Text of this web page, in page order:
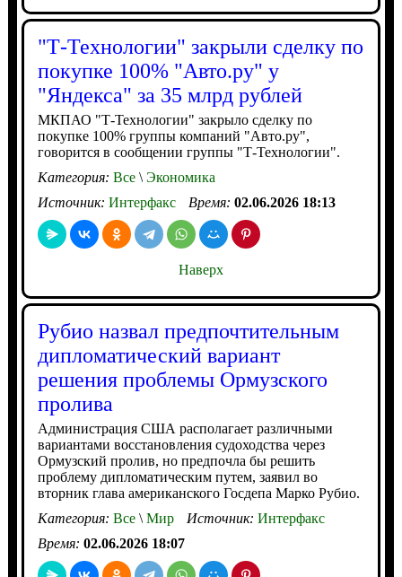
"Т-Технологии" закрыли сделку по
покупке 100% "Авто.ру" у
"Яндекса" за 35 млрд рублей
МКПАО "Т-Технологии" закрыло сделку по
покупке 100% группы компаний "Авто.ру",
говорится в сообщении группы "Т-Технологии".
Категория: Все\Экономика
Источник: Интерфакс Время: 02.06.2026 18:13
Наверх
Рубио назвал предпочтительным
дипломатический вариант
решения проблемы Ормузского
пролива
Администрация США располагает различными
вариантами восстановления судоходства через
Ормузский пролив, но предпочла бы решить
проблему дипломатическим путем, заявил во
вторник глава американского Госдепа Марко Рубио.
Категория: Все\Мир Источник: Интерфакс
Время: 02.06.2026 18:07